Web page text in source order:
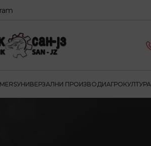
УНИВЕРЗАЛНИ ПРОИЗВОДИАГРОКУЛТУРА